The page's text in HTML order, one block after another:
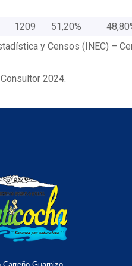
1209 51,20%
y Censos (INEC) –
2024.